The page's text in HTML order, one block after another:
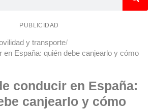
PUBLICIDAD
y transporte
en España: quién debe canjearlo y cómo
conducir en España:
canjearlo y cómo